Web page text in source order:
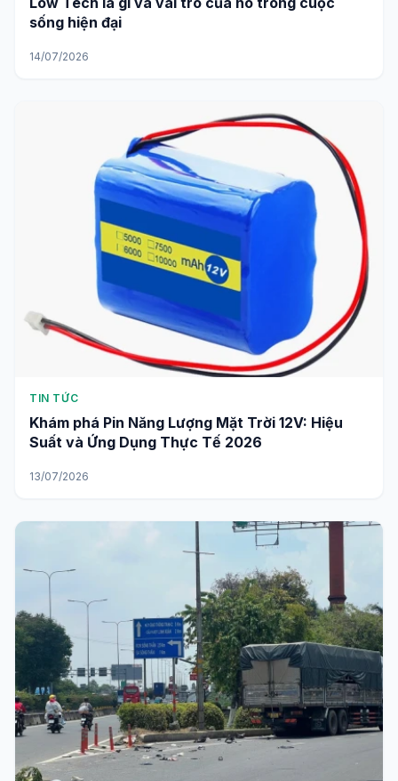
Low Tech là gì và vai trò của nó trong cuộc
sống hiện đại
TIN TỨC
Khám phá Pin Năng Lượng Mặt Trời 12V: Hiệu
Suất và Ứng Dụng Thực Tế 2026
13/07/2026